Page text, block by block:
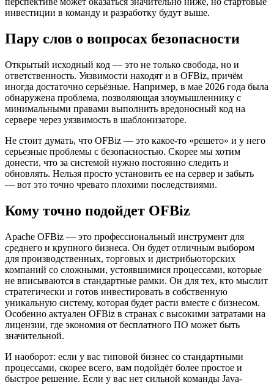
инвестиции в команду и разработку будут выше.
Пару слов о вопросах безопасности
Открытый исходный код — это не только свобода, но и
ответственность. Уязвимости находят и в OFBiz, причём
иногда достаточно серьёзные. Например, в мае 2026 года была
обнаружена проблема, позволяющая злоумышленнику с
минимальными правами выполнить вредоносный код на
сервере через уязвимость в шаблонизаторе.
Не стоит думать, что OFBiz — это какое-то «решето» и у него
серьезные проблемы с безопасностью. Скорее мы хотим
донести, что за системой нужно постоянно следить и
обновлять. Нельзя просто установить ее на сервер и забыть
— вот это точно чревато плохими последствиями.
Кому точно подойдет OFBiz
Apache OFBiz — это профессиональный инструмент для
среднего и крупного бизнеса. Он будет отличным выбором
для производственных, торговых и дистрибьюторских
компаний со сложными, устоявшимися процессами, которые
не вписываются в стандартные рамки. Он для тех, кто мыслит
стратегически и готов инвестировать в собственную
уникальную систему, которая будет расти вместе с бизнесом.
Особенно актуален OFBiz в странах с высокими затратами на
лицензии, где экономия от бесплатного ПО может быть
значительной.
И наоборот: если у вас типовой бизнес со стандартными
процессами, скорее всего, вам подойдёт более простое и
быстрое решение. Если у вас нет сильной команды Java-